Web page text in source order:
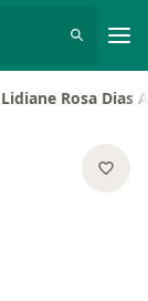
de cidade
Lidiane Rosa Dias